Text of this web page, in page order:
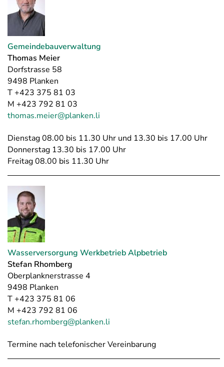
Gemeindebauverwaltung
Thomas Meier
Dorfstrasse 58
9498 Planken
T +423 375 81 03
M +423 792 81 03
thomas.meier@planken.li
Dienstag 08.00 bis 11.30 Uhr und 13.30 bis 17.00 Uhr
Donnerstag 13.30 bis 17.00 Uhr
Freitag 08.00 bis 11.30 Uhr
Wasserversorgung Werkbetrieb Alpbetrieb
Stefan Rhomberg
Oberplanknerstrasse 4
9498 Planken
T +423 375 81 06
M +423 792 81 06
stefan.rhomberg@planken.li
Termine nach telefonischer Vereinbarung